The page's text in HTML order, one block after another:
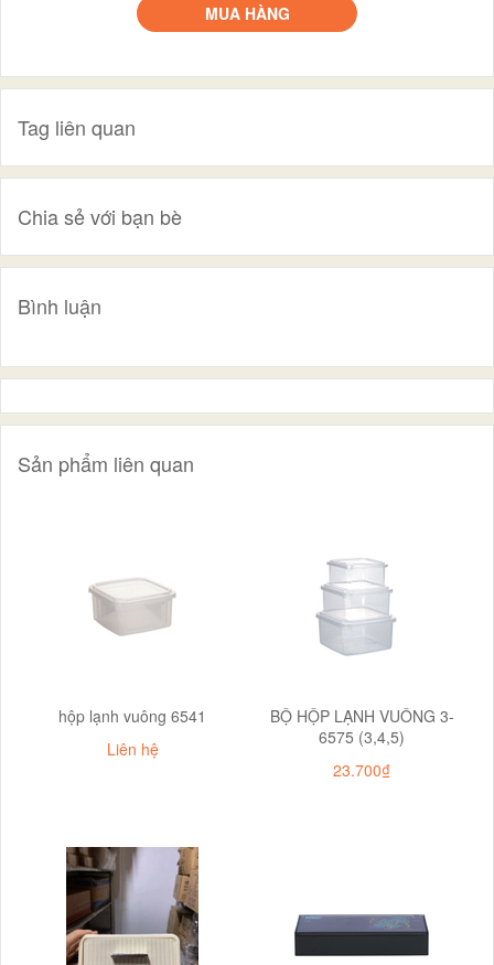
MUA HÀNG
Tag liên quan
Chia sẻ với bạn bè
Bình luận
Sản phẩm liên quan
hộp lạnh vuông 6541
Liên hệ
BỘ HỘP LẠNH VUÔNG 3-
6575 (3,4,5)
23.700₫